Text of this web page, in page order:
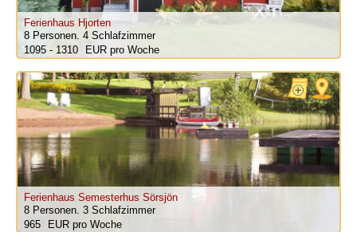
Ferienhaus Hjorten
8 Personen. 4 Schlafzimmer
1095 - 1310
pro Woche
Ferienhaus Semesterhus Sörsjön
8 Personen. 3 Schlafzimmer
965
pro Woche